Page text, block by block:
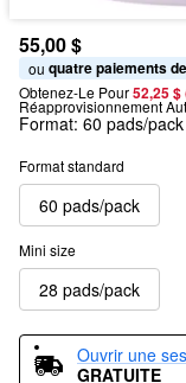
55,00 $
ou quatre paiements
Obtenez-Le Pour52,25
Réapprovisionnement
Format: 60 pads/pack
Format standard
60 pads/pack
Mini size
28 pads/pack
Ouvrir une
GRATUITE